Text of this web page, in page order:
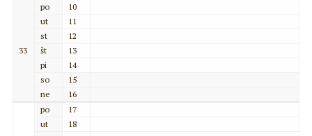
33
po
10
ut
11
st
12
št
13
pi
14
so
15
ne
16
po
17
ut
18